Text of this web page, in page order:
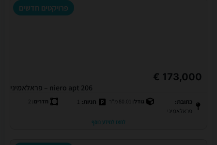
פרויקטים חדשים
173,000 €
niero apt 206 – פראלאמיני
כתובת:
פראלאמיני
גודל:80.01 מ"ר חניות:1 חדרים: 2
לחצו למידע נוסף